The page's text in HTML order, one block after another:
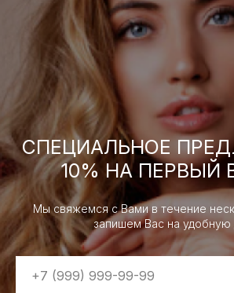
СПЕЦИАЛЬНОЕ
10% НА ПЕРВЫЙ
Мы свяжемся с Вами в течение
запишем Вас на удобную